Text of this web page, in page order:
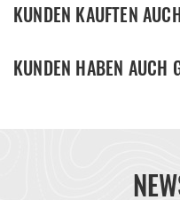
KUNDEN KAUFTEN
KUNDEN HABEN AUCH